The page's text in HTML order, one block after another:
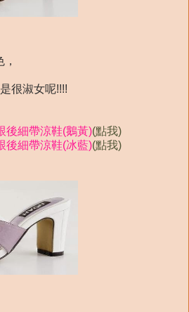
很淑女呢!!!!
後細帶涼鞋(鵝黃)(點我)
後細帶涼鞋(冰藍)(點我)